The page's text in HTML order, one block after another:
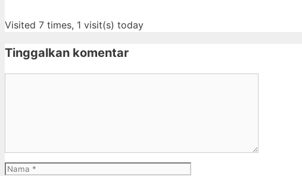
Visited 7 times, 1 visit(s) today
Tinggalkan komentar
Nama